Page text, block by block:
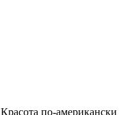
Красота по-американски